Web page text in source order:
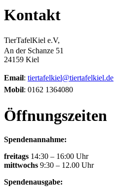
Kontakt
TierTafelKiel e.V,
An der Schanze 51
24159 Kiel
Email: tiertafelkiel@tiertafelkiel.de
Mobil: 0162 1364080
Öffnungszeiten
Spendenannahme:
freitags 14:30 – 16:00 Uhr
mittwochs 9:30 – 12.00 Uhr
Spendenausgabe: